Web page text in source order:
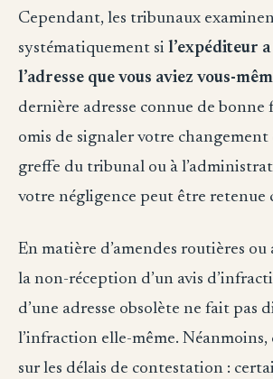
Cependant, les tribunaux
systématiquement si l’expéditeur
l’adresse que vous aviez vous-
dernière adresse connue de bonne
omis de signaler votre changement
greffe du tribunal ou à
votre négligence peut être retenue
En matière d’amendes routières
la non-réception d’un avis
d’une adresse obsolète ne fait pas
l’infraction elle-même. Néanmoins,
sur les délais de contestation :